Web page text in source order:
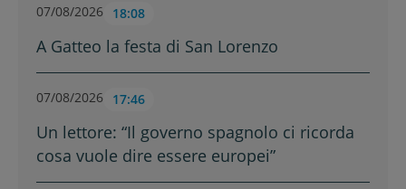
07/08/2026 18:08
A Gatteo la festa di San Lorenzo
07/08/2026 17:46
Un lettore: “Il governo spagnolo ci ricorda
cosa vuole dire essere europei”